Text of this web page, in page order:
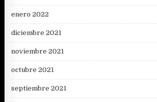
enero 2022
diciembre 2021
noviembre 2021
octubre 2021
septiembre 2021